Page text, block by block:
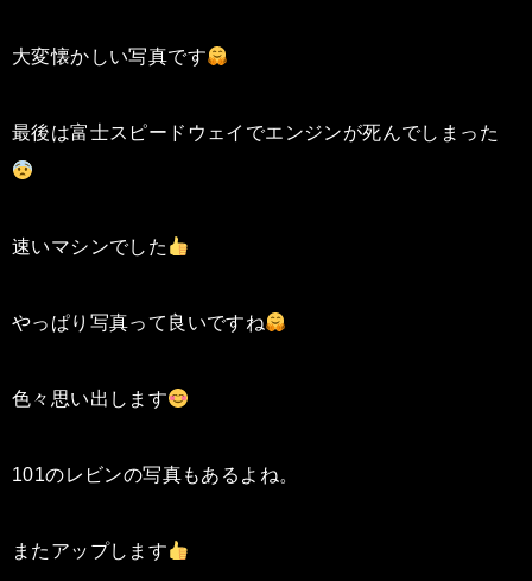
大変懐かしい写真です
最後は富士スピードウェイでエンジンが死んでしまった
速いマシンでした
やっぱり写真って良いですね
色々思い出します
101のレビンの写真もあるよね。
またアップします